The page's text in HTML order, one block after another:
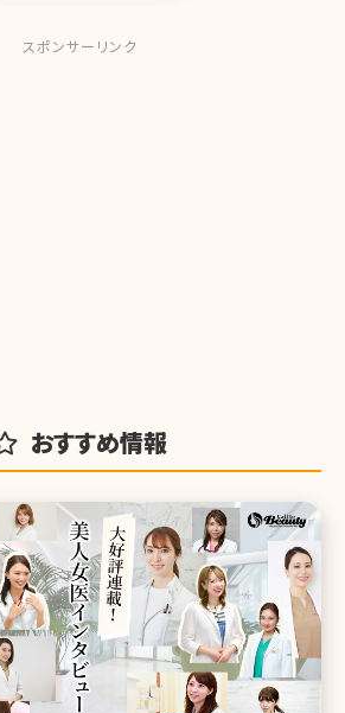
スポンサーリンク
おすすめ情報